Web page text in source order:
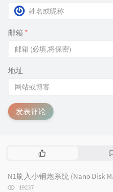
邮箱 *
地址
发表评论
热
文
N1刷入小钢炮系统 (Nano Disk
浏
19237